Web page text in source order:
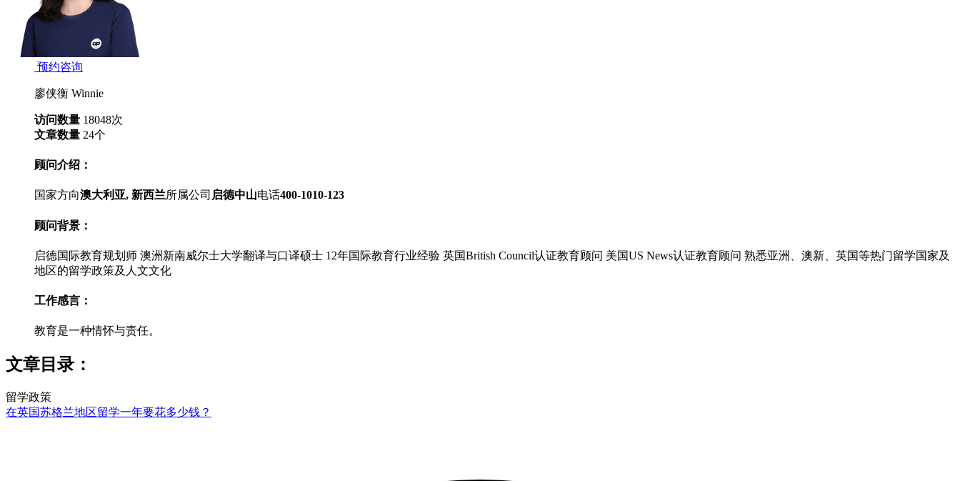
预约咨询
廖侠衡 Winnie
访问数量 18048次
文章数量 24个
顾问介绍：
国家方向澳大利亚, 新西兰所属公司 启德中山电话400-1010-123
顾问背景：
启德国际教育规划师 澳洲新南威尔士大学翻译与口译硕士 12年国际教育行业经验 英国British Council认证教育顾问 美国US News认证教育顾问 熟悉亚洲、澳新、英国等热门留学国家及
地区的留学政策及人文文化
工作感言：
教育是一种情怀与责任。
文章目录：
留学政策
在英国苏格兰地区留学一年要花多少钱？